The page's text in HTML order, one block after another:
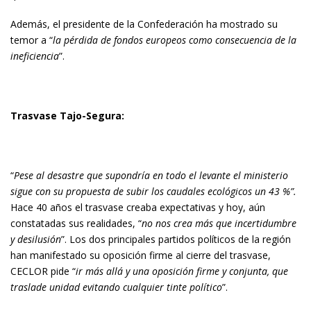
Además, el presidente de la Confederación ha mostrado su
temor a “la pérdida de fondos europeos como consecuencia de la
ineficiencia”.
Trasvase Tajo-Segura:
“Pese al desastre que supondría en todo el levante el ministerio
sigue con su propuesta de subir los caudales ecológicos un 43 %”.
Hace 40 años el trasvase creaba expectativas y hoy, aún
constatadas sus realidades, “no nos crea más que incertidumbre
y desilusión”. Los dos principales partidos políticos de la región
han manifestado su oposición firme al cierre del trasvase,
CECLOR pide “ir más allá y una oposición firme y conjunta, que
traslade unidad evitando cualquier tinte político”.